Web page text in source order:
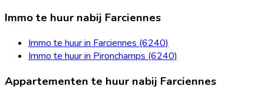
Immo te huur nabij Farciennes
Immo te huur in Farciennes (6240)
Immo te huur in Pironchamps (6240)
Appartementen te huur nabij Farciennes